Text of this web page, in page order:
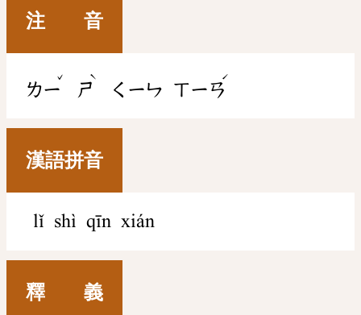
注 音
ㄌㄧ
ˇ
ㄕ
ˋ
ㄑㄧㄣ ㄒㄧㄢ
ˊ
漢語拼音
lǐ shì qīn xián
釋 義